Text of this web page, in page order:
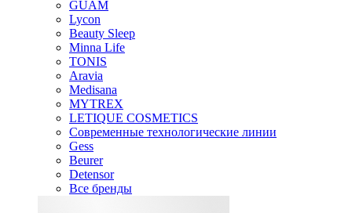
GUAM
Lycon
Beauty Sleep
Minna Life
TONIS
Aravia
Medisana
MYTREX
LETIQUE COSMETICS
Современные технологические линии
Gess
Beurer
Detensor
Все бренды